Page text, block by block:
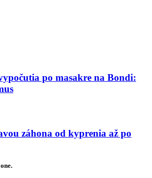
po masakre na Bondi:
záhona od kyprenia až po